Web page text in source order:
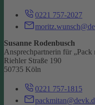
0221 757-2027
Susanne Rodenbusch
Ansprechpartnerin für
Riehler Straße 190
50735 Köln
0221 757-1815